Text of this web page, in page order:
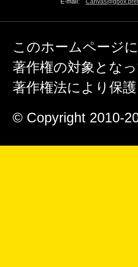
2016.10.10
2016.10.06
E-mail:
このホームページ
著作権の対象となっ
著作権法により保
© Copyright 2010-